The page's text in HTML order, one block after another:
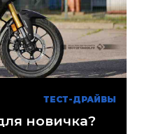
ТЕСТ-ДРАЙВЫ
новичка?